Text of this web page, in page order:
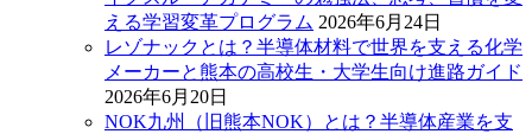
える学習変革プログラム 2026年6月24日
レゾナックとは？半導体材料で世界を支える化学
メーカーと熊本の高校生・大学生向け進路ガイド
2026年6月20日
NOK九州（旧熊本NOK）とは？半導体産業を支